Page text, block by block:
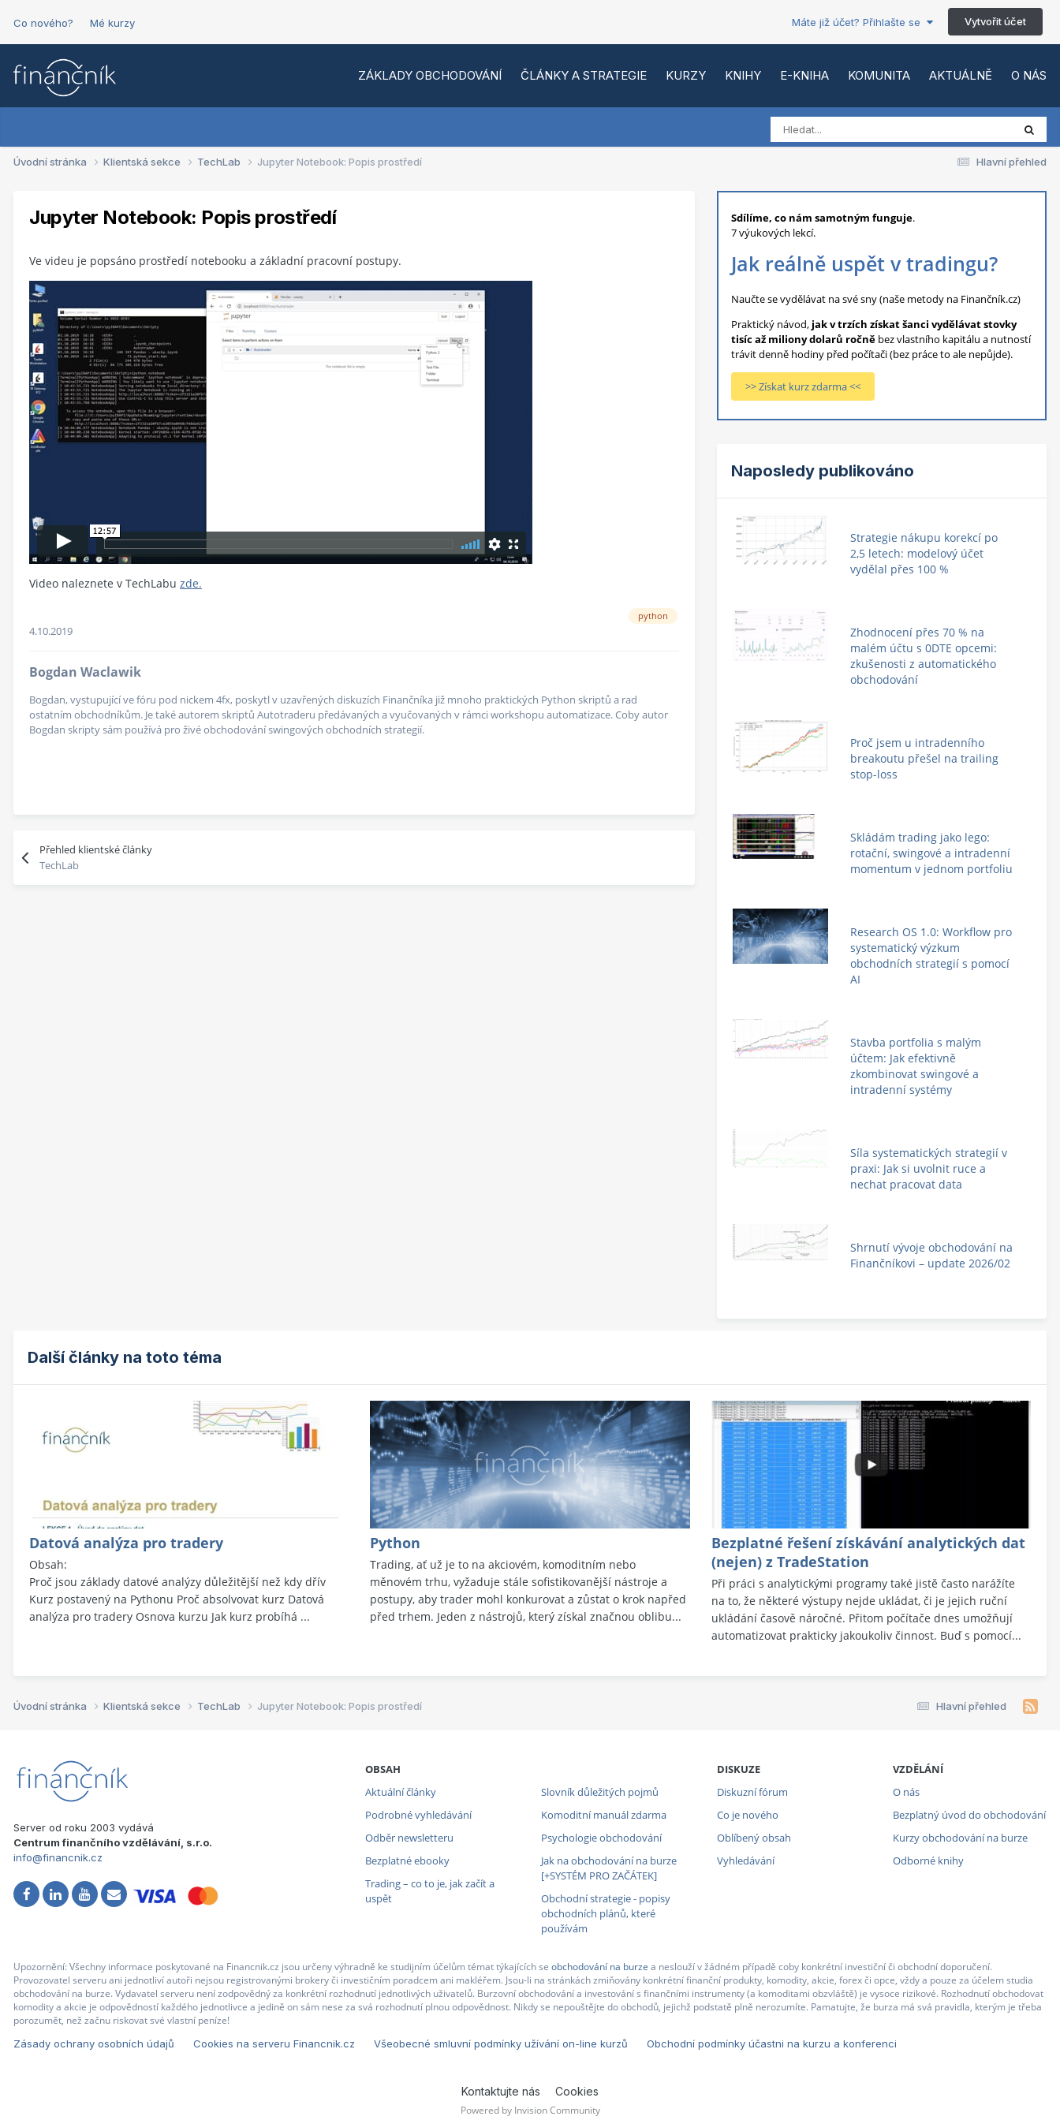
Co nového? Mé kurzy Máte již účet? Přihlašte se Vytvořit účet
ZÁKLADY OBCHODOVÁNÍ ČLÁNKY A STRATEGIE KURZY KNIHY E-KNIHA KOMUNITA AKTUÁLNĚ O NÁS
Hlavní přehled
Úvodní stránka Klientská sekce TechLab Jupyter Notebook: Popis prostředí
Jupyter Notebook: Popis prostředí
Ve videu je popsáno prostředí notebooku a základní pracovní postupy.
Video naleznete v TechLabu zde.
python
4.10.2019
Bogdan Waclawik
Bogdan, vystupující ve fóru pod nickem 4fx, poskytl v uzavřených diskuzích Finančníka již mnoho praktických Python skriptů a rad
ostatním obchodníkům. Je také autorem skriptů Autotraderu předávaných a vyučovaných v rámci workshopu automatizace. Coby autor
Bogdan skripty sám používá pro živé obchodování swingových obchodních strategií.
Přehled klientské články
TechLab
Sdílíme, co nám samotným funguje.
7 výukových lekcí.
Jak reálně uspět v tradingu?
Naučte se vydělávat na své sny (naše metody na Finančník.cz)
Praktický návod, jak v trzích získat šanci vydělávat stovky
tisíc až miliony dolarů ročněbez vlastního kapitálu a nutností
trávit denně hodiny před počítači (bez práce to ale nepůjde).
>> Získat kurz zdarma <<
Naposledy publikováno
Strategie nákupu korekcí po
2,5 letech: modelový účet
vydělal přes 100 %
Zhodnocení přes 70 % na
malém účtu s 0DTE opcemi:
zkušenosti z automatického
obchodování
Proč jsem u intradenního
breakoutu přešel na trailing
stop-loss
Skládám trading jako lego:
rotační, swingové a intradenní
momentum v jednom portfoliu
Research OS 1.0: Workflow pro
systematický výzkum
obchodních strategií s pomocí
AI
Stavba portfolia s malým
účtem: Jak efektivně
zkombinovat swingové a
intradenní systémy
Síla systematických strategií v
praxi: Jak si uvolnit ruce a
nechat pracovat data
Shrnutí vývoje obchodování na
Finančníkovi – update 2026/02
Další články na toto téma
Datová analýza pro tradery
Obsah:
Proč jsou základy datové analýzy důležitější než kdy dřív
Kurz postavený na Pythonu Proč absolvovat kurz Datová
analýza pro tradery Osnova kurzu Jak kurz probíhá ...
Python
Trading, ať už je to na akciovém, komoditním nebo
měnovém trhu, vyžaduje stále sofistikovanější nástroje a
postupy, aby trader mohl konkurovat a zůstat o krok napřed
před trhem. Jeden z nástrojů, který získal značnou oblibu...
Bezplatné řešení získávání analytických dat
(nejen) z TradeStation
Při práci s analytickými programy také jistě často narážíte
na to, že některé výstupy nejde ukládat, či je jejich ruční
ukládání časově náročné. Přitom počítače dnes umožňují
automatizovat prakticky jakoukoliv činnost. Buď s pomocí...
Hlavní přehled
Úvodní stránka Klientská sekce TechLab Jupyter Notebook: Popis prostředí
Server od roku 2003 vydává
Centrum finančního vzdělávání, s.r.o.
info@financnik.cz
OBSAH
Aktuální články
Podrobné vyhledávání
Odběr newsletteru
Bezplatné ebooky
Trading – co to je, jak začít a
uspět
Slovník důležitých pojmů
Komoditní manuál zdarma
Psychologie obchodování
Jak na obchodování na burze
[+SYSTÉM PRO ZAČÁTEK]
Obchodní strategie - popisy
obchodních plánů, které
používám
DISKUZE
Diskuzní fórum
Co je nového
Oblíbený obsah
Vyhledávání
VZDĚLÁNÍ
O nás
Bezplatný úvod do obchodování
Kurzy obchodování na burze
Odborné knihy
Upozornění: Všechny informace poskytované na Financnik.cz jsou určeny výhradně ke studijním účelům témat týkajících se obchodování na burze a neslouží v žádném případě coby konkrétní investiční či obchodní doporučení.
Provozovatel serveru ani jednotliví autoři nejsou registrovanými brokery či investičním poradcem ani makléřem. Jsou-li na stránkách zmiňovány konkrétní finanční produkty, komodity, akcie, forex či opce, vždy a pouze za účelem studia
obchodování na burze. Vydavatel serveru není zodpovědný za konkrétní rozhodnutí jednotlivých uživatelů. Burzovní obchodování a investování s finančními instrumenty (a komoditami obzvláště) je vysoce rizikové. Rozhodnutí obchodovat
komodity a akcie je odpovědností každého jednotlivce a jedině on sám nese za svá rozhodnutí plnou odpovědnost. Nikdy se nepouštějte do obchodů, jejichž podstatě plně nerozumíte. Pamatujte, že burza má svá pravidla, kterým je třeba
porozumět, než začnu riskovat své vlastní peníze!
Zásady ochrany osobních údajů Cookies na serveru Financnik.cz Všeobecné smluvní podmínky užívání on-line kurzů Obchodní podmínky účastni na kurzu a konferenci
Kontaktujte nás
Cookies
Powered by Invision Community